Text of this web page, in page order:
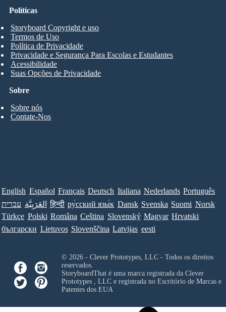
Sobre
Sobre nós
Contate-Nos
Políticas
Storyboard Copyright e uso
Termos de Uso
Política de Privacidade
Privacidade e Segurança Para Escolas e Estudantes
Acessibilidade
Suas Opções de Privacidade
English Español Français Deutsch Italiana Nederlands Português
עברית العَرَبِيَّة हिन्दी ру́сский язы́к Dansk Svenska Suomi Norsk
Türkçe Polski Româna Ceština Slovenský Magyar Hrvatski
български Lietuvos Slovenščina Latvijas eesti
© 2026 - Clever Prototypes, LLC - Todos os direitos
reservados.
StoryboardThat é uma marca registrada da Clever
Prototypes , LLCe registrada no Escritório de Marcas e
Patentes dos EUA